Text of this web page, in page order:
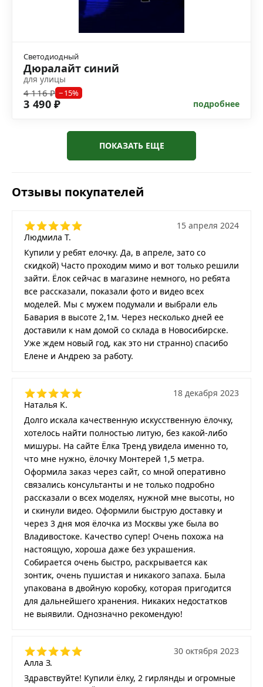
Светодиодный
Дюралайт синий
для улицы
4 116 ₽ −15%
3 490 ₽ подробнее
ПОКАЗАТЬ ЕЩЕ
Отзывы покупателей
Людмила Т.
15 апреля 2024
Купили у ребят елочку. Да, в апреле, зато со
скидкой) Часто проходим мимо и вот только решили
зайти. Ёлок сейчас в магазине немного, но ребята
все рассказали, показали фото и видео всех
моделей. Мы с мужем подумали и выбрали ель
Бавария в высоте 2,1м. Через несколько дней ее
доставили к нам домой со склада в Новосибирске.
Уже ждем новый год, как это ни странно) спасибо
Елене и Андрею за работу.
Наталья К.
18 декабря 2023
Долго искала качественную искусственную ёлочку,
хотелось найти полностью литую, без какой-либо
мишуры. На сайте Ёлка Тренд увидела именно то,
что мне нужно, ёлочку Монтерей 1,5 метра.
Оформила заказ через сайт, со мной оперативно
связались консультанты и не только подробно
рассказали о всех моделях, нужной мне высоты, но
и скинули видео. Оформили быструю доставку и
через 3 дня моя ёлочка из Москвы уже была во
Владивостоке. Качество супер! Очень похожа на
настоящую, хороша даже без украшения.
Собирается очень быстро, раскрывается как
зонтик, очень пушистая и никакого запаха. Была
упакована в двойную коробку, которая пригодится
для дальнейшего хранения. Никаких недостатков
не выявили. Однозначно рекомендую!
Алла З.
30 октября 2023
Здравствуйте! Купили ёлку, 2 гирлянды и огромные